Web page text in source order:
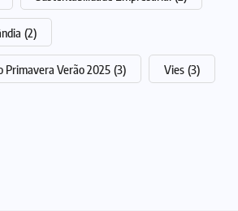
(2)
Primavera Verão 2025 (3) Vies (3)